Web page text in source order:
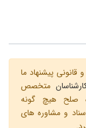
پیشنهاد ما
متخصص
صلح هیچ گونه
و مشاوره های